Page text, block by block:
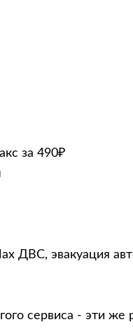
за 490₽
ДВС, эвакуация
сервиса - эти